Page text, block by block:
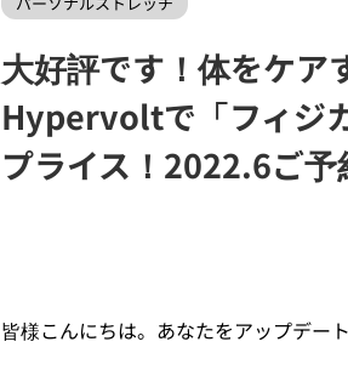
大好評です！体をケア
Hypervoltで「フィジ
プライス！2022.6ご
皆様こんにちは。あなたをアップデー